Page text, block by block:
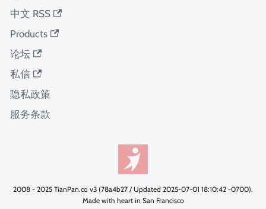
中文 RSS
Products
论坛
私信
隐私政策
服务条款
2008 - 2025 TianPan.co v3 (78a4b27 / Updated 2025-07-01 18:10:42 -0700).
Made with heart in San Francisco